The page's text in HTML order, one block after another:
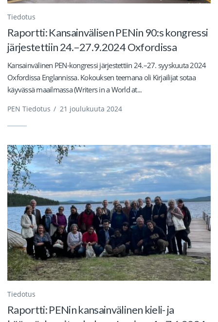
Tiedotus
Raportti: Kansainvälisen PENin 90:s kongressi
järjestettiin 24.–27.9.2024 Oxfordissa
Kansainvälinen PEN-kongressi järjestettiin 24.–27. syyskuuta 2024
Oxfordissa Englannissa. Kokouksen teemana oli Kirjailijat sotaa
käyvässä maailmassa (Writers in a World at...
PEN Tiedotus / 21 joulukuuta 2024
Tiedotus
Raportti: PENin kansainvälinen kieli- ja